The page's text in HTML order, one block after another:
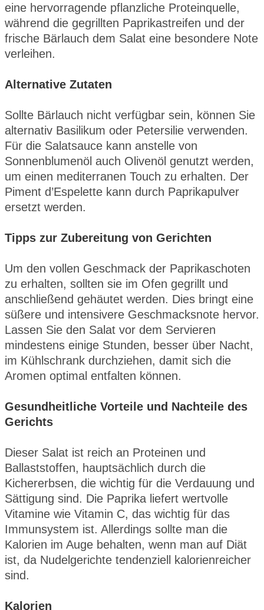
eine hervorragende pflanzliche Proteinquelle,
während die gegrillten Paprikastreifen und der
frische Bärlauch dem Salat eine besondere Note
verleihen.
Alternative Zutaten
Sollte Bärlauch nicht verfügbar sein, können Sie
alternativ Basilikum oder Petersilie verwenden.
Für die Salatsauce kann anstelle von
Sonnenblumenöl auch Olivenöl genutzt werden,
um einen mediterranen Touch zu erhalten. Der
Piment d’Espelette kann durch Paprikapulver
ersetzt werden.
Tipps zur Zubereitung von Gerichten
Um den vollen Geschmack der Paprikaschoten
zu erhalten, sollten sie im Ofen gegrillt und
anschließend gehäutet werden. Dies bringt eine
süßere und intensivere Geschmacksnote hervor.
Lassen Sie den Salat vor dem Servieren
mindestens einige Stunden, besser über Nacht,
im Kühlschrank durchziehen, damit sich die
Aromen optimal entfalten können.
Gesundheitliche Vorteile und Nachteile des
Gerichts
Dieser Salat ist reich an Proteinen und
Ballaststoffen, hauptsächlich durch die
Kichererbsen, die wichtig für die Verdauung und
Sättigung sind. Die Paprika liefert wertvolle
Vitamine wie Vitamin C, das wichtig für das
Immunsystem ist. Allerdings sollte man die
Kalorien im Auge behalten, wenn man auf Diät
ist, da Nudelgerichte tendenziell kalorienreicher
sind.
Kalorien